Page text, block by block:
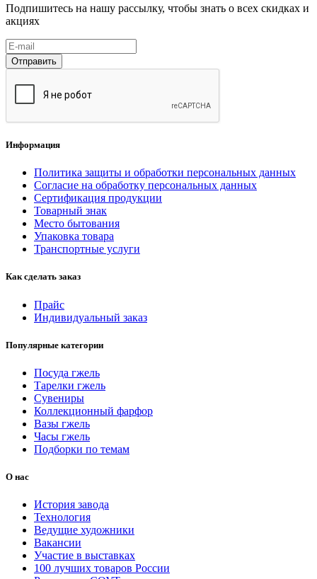
Подпишитесь на нашу рассылку, чтобы знать о всех скидках и
акциях
Отправить
Информация
Политика защиты и обработки персональных данных
Согласие на обработку персональных данных
Сертификация продукции
Товарный знак
Место бытования
Упаковка товара
Транспортные услуги
Как сделать заказ
Прайс
Индивидуальный заказ
Популярные категории
Посуда гжель
Тарелки гжель
Сувениры
Коллекционный фарфор
Вазы гжель
Часы гжель
Подборки по темам
О нас
История завода
Технология
Ведущие художники
Вакансии
Участие в выставках
100 лучших товаров России